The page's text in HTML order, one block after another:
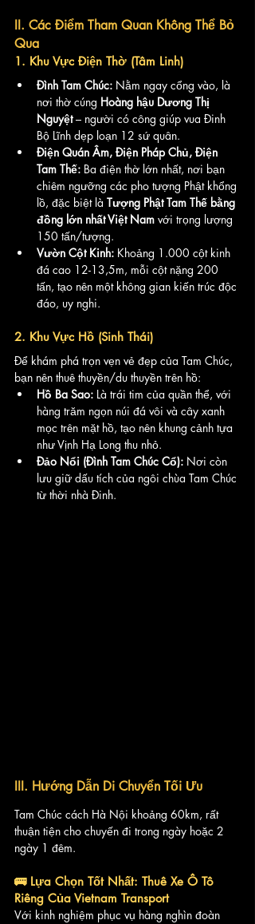
II. Các Điểm Tham Quan Không Thể Bỏ
Qua
1. Khu Vực Điện Thờ (Tâm Linh)
Đình Tam Chúc: Nằm ngay cổng vào, là
nơi thờ cúng Hoàng hậu Dương Thị
Nguyệt – người có công giúp vua Đinh
Bộ Lĩnh dẹp loạn 12 sứ quân.
Điện Quán Âm, Điện Pháp Chủ, Điện
Tam Thế: Ba điện thờ lớn nhất, nơi bạn
chiêm ngưỡng các pho tượng Phật khổng
lồ, đặc biệt là Tượng Phật Tam Thế bằng
đồng lớn nhất Việt Nam với trọng lượng
150 tấn/tượng.
Vườn Cột Kinh: Khoảng 1.000 cột kinh
đá cao 12-13,5m, mỗi cột nặng 200
tấn, tạo nên một không gian kiến trúc độc
đáo, uy nghi.
2. Khu Vực Hồ (Sinh Thái)
Để khám phá trọn vẹn vẻ đẹp của Tam Chúc,
bạn nên thuê thuyền/du thuyền trên hồ:
Hồ Ba Sao: Là trái tim của quần thể, với
hàng trăm ngọn núi đá vôi và cây xanh
mọc trên mặt hồ, tạo nên khung cảnh tựa
như Vịnh Hạ Long thu nhỏ.
Đảo Nổi (Đình Tam Chúc Cổ): Nơi còn
lưu giữ dấu tích của ngôi chùa Tam Chúc
từ thời nhà Đinh.
III. Hướng Dẫn Di Chuyển Tối Ưu
Tam Chúc cách Hà Nội khoảng 60km, rất
thuận tiện cho chuyến đi trong ngày hoặc 2
ngày 1 đêm.
🚌 Lựa Chọn Tốt Nhất: Thuê Xe Ô Tô
Riêng Của Vietnam Transport
Với kinh nghiệm phục vụ hàng nghìn đoàn